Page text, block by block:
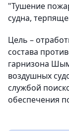
"Тушение
судна,
Цель –
состава
гарнизона
воздушных
службой
обеспечения